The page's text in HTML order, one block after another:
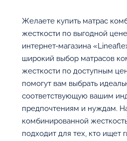
Желаете купить матрас
жесткости по выгодной
интернет-магазина
широкий выбор матрасов
жесткости по доступным
помогут вам выбрать
соответствующую вашим
предпочтениям и нуждам.
комбинированной
подходит для тех, кто ищет